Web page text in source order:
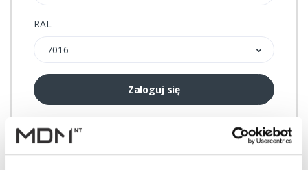
RAL
7016
Zaloguj się